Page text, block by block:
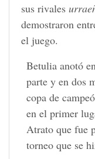
sus rivales
demostraron
el juego.
Betulia anotó
parte y en dos
copa de
en el primer
Atrato que fue
torneo que se